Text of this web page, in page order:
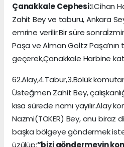
Çanakkale Cephesi:I.Cihan
Zahit Bey ve taburu, Ankara
emrine verilir.Bir süre
Paşa ve Alman Goltz
geçerek,Çanakkale Harbine
62.Alay,4.Tabur,3.Bölük
Üsteğmen Zahit Bey,
kısa sürede namı yayılır.Alay
Nazmi(TOKER) Bey, onu biraz
başka bölgeye göndermek
üzülüp:”bizi göndermeyin